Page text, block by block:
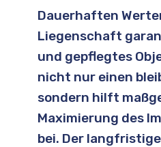
Dauerhaften
Liegenschaft
und gepflegtes
nicht nur einen
sondern hilft
Maximierung des
bei. Der